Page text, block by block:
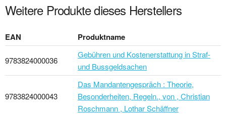
Weitere Produkte dieses Herstellers
EAN Produktname
9783824000036
Gebühren und Kostenerstattung in Straf-
und Bussgeldsachen
9783824000043
Das Mandantengespräch : Theorie,
Besonderheiten, Regeln., von , Christian
Roschmann , Lothar Schäffner